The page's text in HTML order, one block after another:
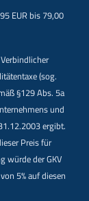
EUR bis 79,00
(sog.
§129 Abs. 5a
und
ergibt.
Preis für
würde der GKV
5% auf diesen